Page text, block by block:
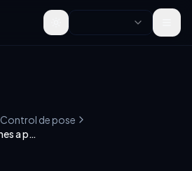
Toggle theme
Control de pose
Generación de Imágenes a partir de Arte Lineal